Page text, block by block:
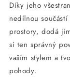
Díky jeho
nedílnou
prostory, dodá
si ten správný
vaším stylem a
pohody.